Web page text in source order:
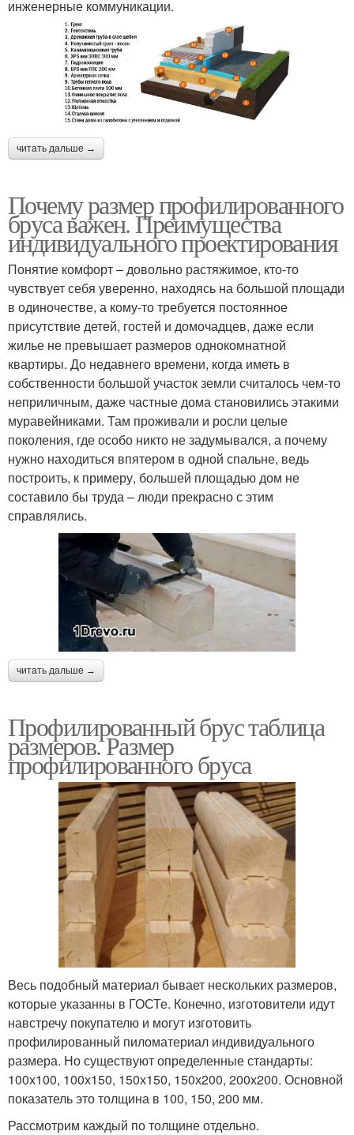
инженерные коммуникации.
читать дальше →
Почему размер профилированного
бруса важен. Преимущества
индивидуального проектирования
Понятие комфорт – довольно растяжимое, кто-то
чувствует себя уверенно, находясь на большой площади
в одиночестве, а кому-то требуется постоянное
присутствие детей, гостей и домочадцев, даже если
жилье не превышает размеров однокомнатной
квартиры. До недавнего времени, когда иметь в
собственности большой участок земли считалось чем-то
неприличным, даже частные дома становились этакими
муравейниками. Там проживали и росли целые
поколения, где особо никто не задумывался, а почему
нужно находиться впятером в одной спальне, ведь
построить, к примеру, большей площадью дом не
составило бы труда – люди прекрасно с этим
справлялись.
читать дальше →
Профилированный брус таблица
размеров. Размер
профилированного бруса
Весь подобный материал бывает нескольких размеров,
которые указанны в ГОСТе. Конечно, изготовители идут
навстречу покупателю и могут изготовить
профилированный пиломатериал индивидуального
размера. Но существуют определенные стандарты:
100х100, 100х150, 150х150, 150х200, 200х200. Основной
показатель это толщина в 100, 150, 200 мм.
Рассмотрим каждый по толщине отдельно.